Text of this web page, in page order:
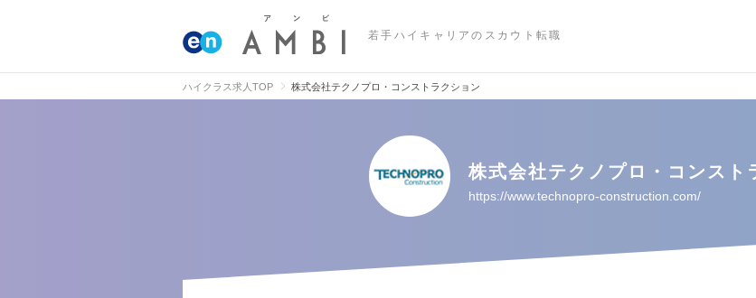
若手ハイキャリアのスカウト転職
ハイクラス求人TOP 株式会社テクノプロ・コンストラクション
株式会社テクノプロ・コンスト
https://www.technopro-construction.com/